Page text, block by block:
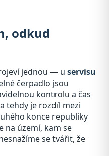
odkud
jednou — u servisu
čerpadlo jsou
kontrolu a čas
tehdy je rozdíl mezi
konce republiky
na území, kam se
se tvářit, že